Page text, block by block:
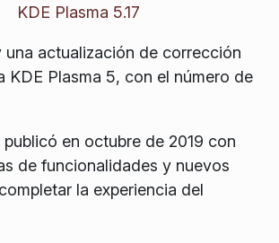
KDE Plasma 5.17
una actualización de corrección
KDE Plasma 5, con el número de
publicó en octubre de 2019 con
de funcionalidades y nuevos
la experiencia del